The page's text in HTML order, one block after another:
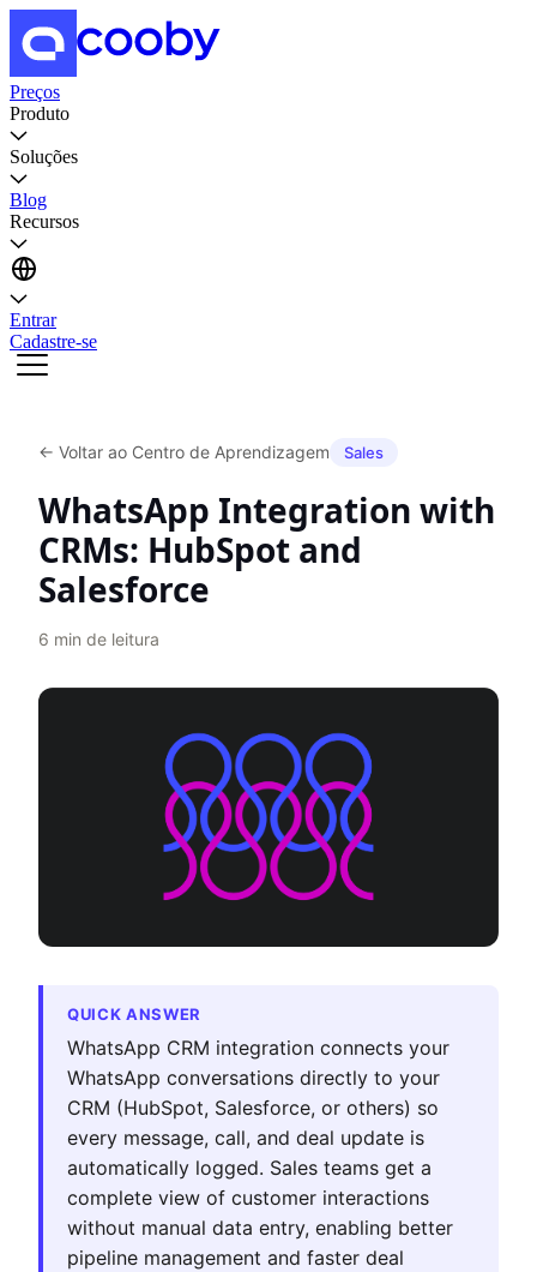
Preços
Produto
Soluções
Blog
Recursos
Entrar
Cadastre-se
← Voltar ao Centro de Aprendizagem Sales
WhatsApp Integration with
CRMs: HubSpot and
Salesforce
6 min de leitura
QUICK ANSWER
WhatsApp CRM integration connects your
WhatsApp conversations directly to your
CRM (HubSpot, Salesforce, or others) so
every message, call, and deal update is
automatically logged. Sales teams get a
complete view of customer interactions
without manual data entry, enabling better
pipeline management and faster deal